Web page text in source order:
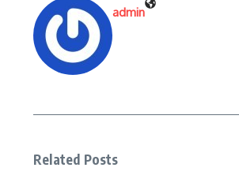
admin
Related Posts